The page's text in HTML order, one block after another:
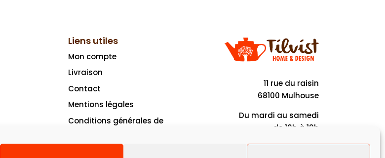
Liens utiles
Mon compte
Livraison
Contact
Mentions légales
Conditions générales de
11 rue du raisin
68100 Mulhouse
Du mardi au samedi
de 10h à 19h